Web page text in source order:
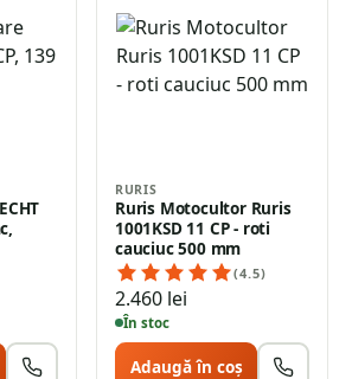
RURIS
Ruris Motocultor Ruris
1001KSD 11 CP - roti
cauciuc 500 mm
(4.5)
2.460 lei
În stoc
Adaugă în coș